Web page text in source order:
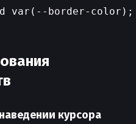
var(--border-color);
курсора